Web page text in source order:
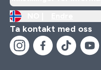
Ta kontakt med oss